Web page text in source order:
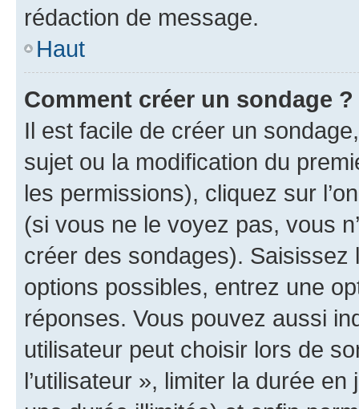
rédaction de message.
Haut
Comment créer un sondage ?
Il est facile de créer un
sujet ou la modification du
les permissions), cliquez sur
(si vous ne le voyez pas, vous
créer des sondages).
options possibles, entrez une
réponses. Vous pouvez aussi
utilisateur peut choisir lors de
l’utilisateur », limiter la durée